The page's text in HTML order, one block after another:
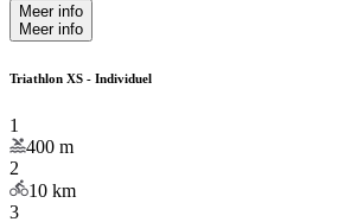
Meer info
Meer info
Triathlon XS - Individuel
1
400 m
2
10 km
3